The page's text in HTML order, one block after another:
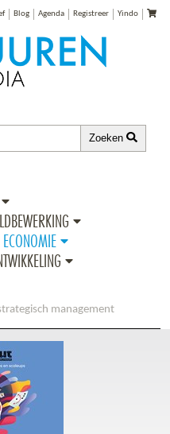
Blog Agenda Registreer Yindo
Zoeken
management
groeigids (e-book)